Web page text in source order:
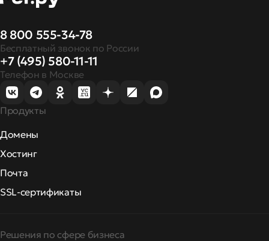
8 800 555-34-78
Бесплатный звонок по России
+7 (495) 580-11-11
Телефон в Москве
Продукты
Домены
Хостинг
Почта
SSL-сертификаты
Решения по сфере бизнеса